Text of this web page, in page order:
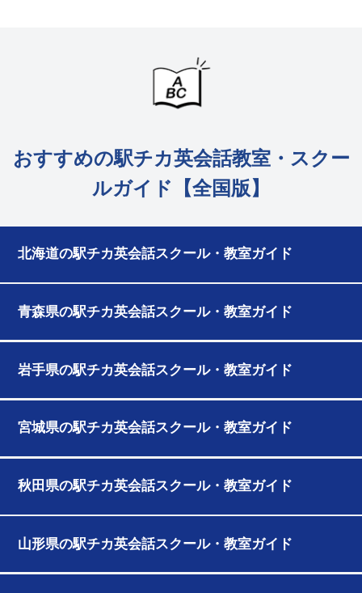
おすすめの駅チカ英会話教室・スクー
ルガイド【全国版】
北海道の駅チカ英会話スクール・教室ガイド
青森県の駅チカ英会話スクール・教室ガイド
岩手県の駅チカ英会話スクール・教室ガイド
宮城県の駅チカ英会話スクール・教室ガイド
秋田県の駅チカ英会話スクール・教室ガイド
山形県の駅チカ英会話スクール・教室ガイド